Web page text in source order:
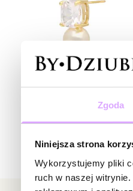
Zgoda
Niniejsza strona
Wykorzystujemy pliki
ruch w naszej